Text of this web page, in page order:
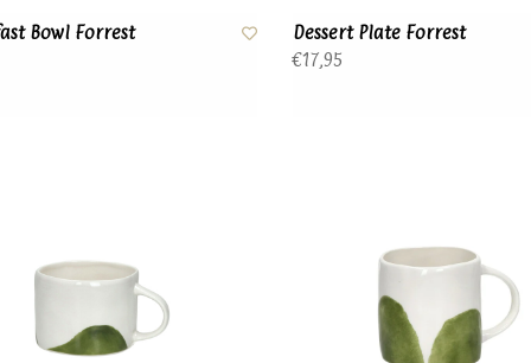
Bowl Forrest
Dessert Plate Forrest
€17,95